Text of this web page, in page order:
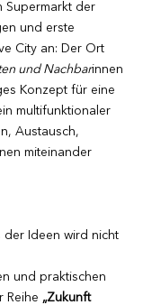
Supermarkt der
und erste
City an: Der Ort
und Nachbarinnen
Konzept für eine
multifunktionaler
Austausch,
miteinander
der Ideen wird nicht
und praktischen
Reihe „Zukunft